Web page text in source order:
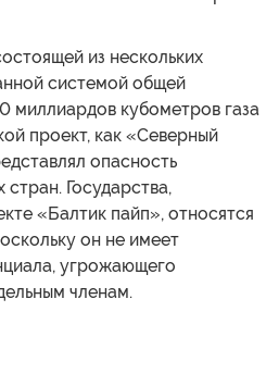
из нескольких
системой общей
миллиардов кубометров газа
проект, как «Северный
опасность
Государства,
«Балтик пайп», относятся
он не имеет
угрожающего
членам.